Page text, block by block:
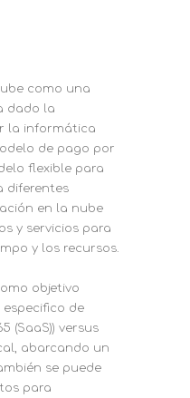
como una
dado la
la informática
de pago por
flexible para
diferentes
en la nube
y servicios para
y los recursos.
objetivo
de
(SaaS)) versus
abarcando un
se puede
para